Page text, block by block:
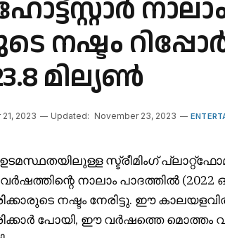
നഷ്ടം
മില്യൺ
2023 Updated: November 23, 2023
സ്ട്രീമിംഗ്
നാലാം പാദത്തിൽ
നഷ്ടം നേരിട്ടു. ഈ
പോയി, ഈ വർഷത്തെ മൊത്തം